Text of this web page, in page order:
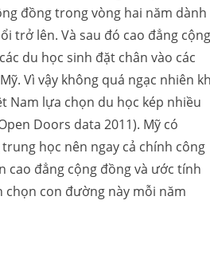
đồng trong vòng hai năm dành
trở lên. Và sau đó cao đẳng cộng
du học sinh đặt chân vào các
Vì vậy không quá ngạc nhiên
Nam lựa chọn du học kép nhiều
Doors data 2011). Mỹ có
học nên ngay cả chính công
cao đẳng cộng đồng và ước tính
chọn con đường này mỗi năm